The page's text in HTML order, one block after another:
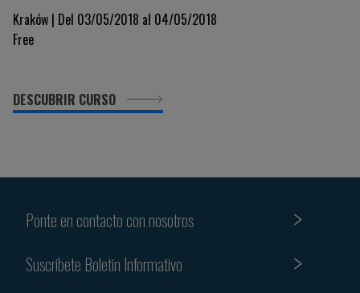
Kraków | Del 03/05/2018 al 04/05/2018
Free
DESCUBRIR CURSO
Ponte en contacto con nosotros
Suscribete Boletin Informativo